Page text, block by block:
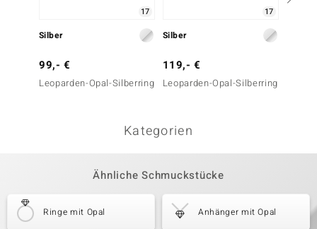
17
Silber
99,- €
Leoparden-Opal-Silberring
17
Silber
119,- €
Leoparden-Opal-Silberring
Kategorien
Ähnliche Schmuckstücke
Ringe mit Opal Anhänger mit Opal